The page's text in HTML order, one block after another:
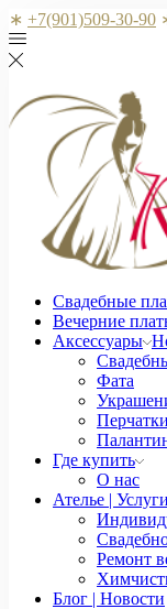
∗ +7(901)509-30-90
Свадебные
Вечерние
Аксессуары
Фата
Перчатки
Где купить
О нас
Ателье | Услуги
Ремонт
Блог | Новости